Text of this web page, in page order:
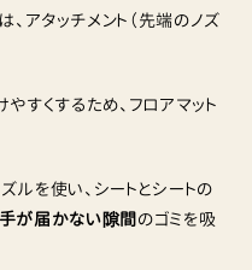
アタッチメント（先端のノズ
すくするため、フロアマット
ルを使い、シートとシートの
手が届かない隙間のゴミを吸